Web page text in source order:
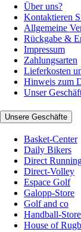
Über uns?
Kontaktieren
Allgemeine
Rückgabe &
Impressum
Zahlungsarten
Lieferkosten
Hinweis zum
Unser
Unsere Geschäfte
Basket-Center
Daily Bikers
Direct
Direct-Volley
Espace Golf
Galopp-Store
Golf and co
Handball-Store
House of